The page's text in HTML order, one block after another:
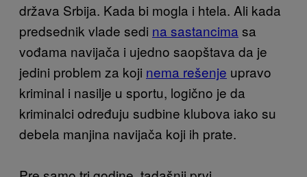
država Srbija. Kada bi mogla i htela. Ali kada
predsednik vlade sedi na sastancima sa
vođama navijača i ujedno saopštava da je
jedini problem za koji nema rešenje upravo
kriminal i nasilje u sportu, logično je da
kriminalci određuju sudbine klubova iako su
debela manjina navijača koji ih prate.